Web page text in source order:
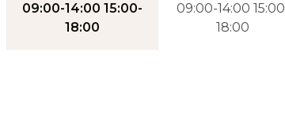
09:00-14:00 15:00-
18:00
09:00-14:00
18:00